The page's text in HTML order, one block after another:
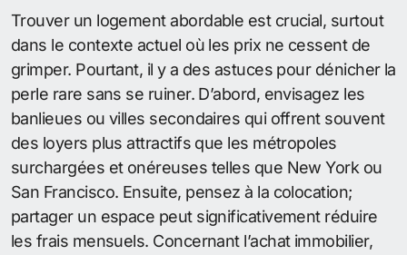
Trouver un logement abordable est crucial, surtout
dans le contexte actuel où les prix ne cessent de
grimper. Pourtant, il y a des astuces pour dénicher la
perle rare sans se ruiner. D’abord, envisagez les
banlieues ou villes secondaires qui offrent souvent
des loyers plus attractifs que les métropoles
surchargées et onéreuses telles que New York ou
San Francisco. Ensuite, pensez à la colocation;
partager un espace peut significativement réduire
les frais mensuels. Concernant l’achat immobilier,